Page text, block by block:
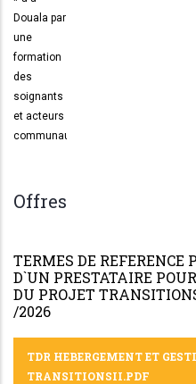
Offres
TERMES DE REFERENCE
D`UN PRESTATAIRE
DU PROJET
/2026
TDR HEBERGEMENT ET
TRANSITIONSII.PDF